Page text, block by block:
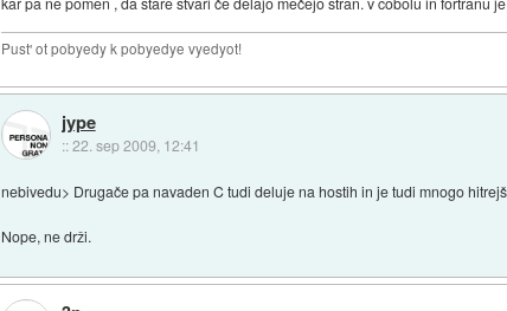
Pust' ot pobyedy k pobyedye vyedyot!
jype
::22. sep 2009, 12:41
nebivedu> Drugače pa navaden C tudi deluje na hostih in je tudi mnogo
Nope, ne drži.